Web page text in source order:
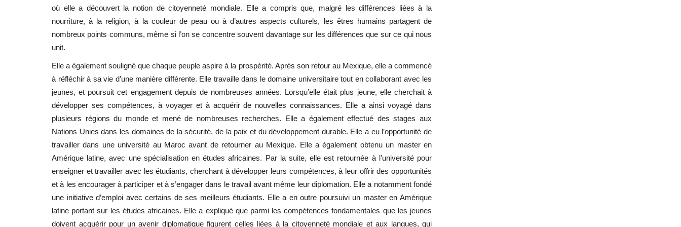
où elle a découvert la notion de citoyenneté mondiale. Elle a compris que, malgré les différences liées à la
nourriture, à la religion, à la couleur de peau ou à d’autres aspects culturels, les êtres humains partagent de
nombreux points communs, même si l’on se concentre souvent davantage sur les différences que sur ce qui nous
unit.
Elle a également souligné que chaque peuple aspire à la prospérité. Après son retour au Mexique, elle a commencé
à réfléchir à sa vie d’une manière différente. Elle travaille dans le domaine universitaire tout en collaborant avec les
jeunes, et poursuit cet engagement depuis de nombreuses années. Lorsqu’elle était plus jeune, elle cherchait à
développer ses compétences, à voyager et à acquérir de nouvelles connaissances. Elle a ainsi voyagé dans
plusieurs régions du monde et mené de nombreuses recherches. Elle a également effectué des stages aux
Nations Unies dans les domaines de la sécurité, de la paix et du développement durable. Elle a eu l’opportunité de
travailler dans une université au Maroc avant de retourner au Mexique. Elle a également obtenu un master en
Amérique latine, avec une spécialisation en études africaines. Par la suite, elle est retournée à l’université pour
enseigner et travailler avec les étudiants, cherchant à développer leurs compétences, à leur offrir des opportunités
et à les encourager à participer et à s’engager dans le travail avant même leur diplomation. Elle a notamment fondé
une initiative d’emploi avec certains de ses meilleurs étudiants. Elle a en outre poursuivi un master en Amérique
latine portant sur les études africaines. Elle a expliqué que parmi les compétences fondamentales que les jeunes
doivent acquérir pour un avenir diplomatique figurent celles liées à la citoyenneté mondiale et aux langues, qui